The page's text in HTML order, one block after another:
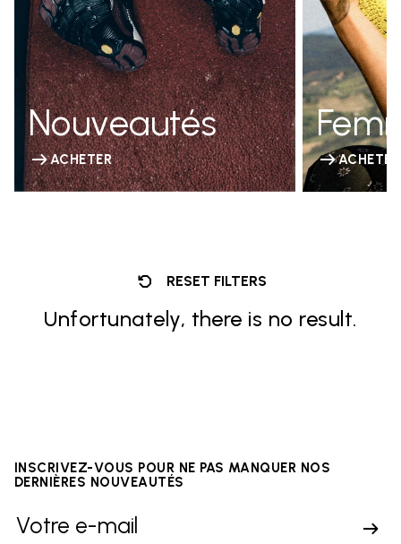
Nouveautés
ACHETER ACHETER
RESET FILTERS
Unfortunately, there is no result.
INSCRIVEZ-VOUS POUR NE PAS MANQUER NOS
DERNIÈRES NOUVEAUTÉS